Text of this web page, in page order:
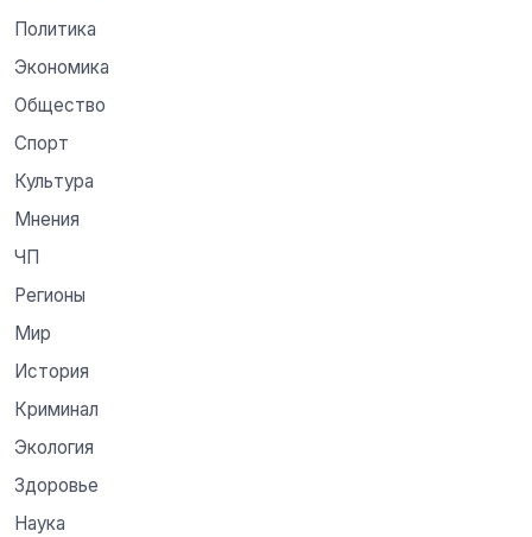
Политика
Экономика
Общество
Спорт
Культура
Мнения
ЧП
Регионы
Мир
История
Криминал
Экология
Здоровье
Наука